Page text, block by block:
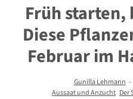
Früh starten,
Diese
Februar im
Gunilla Lehmann –
Aussaat und Anzucht Der